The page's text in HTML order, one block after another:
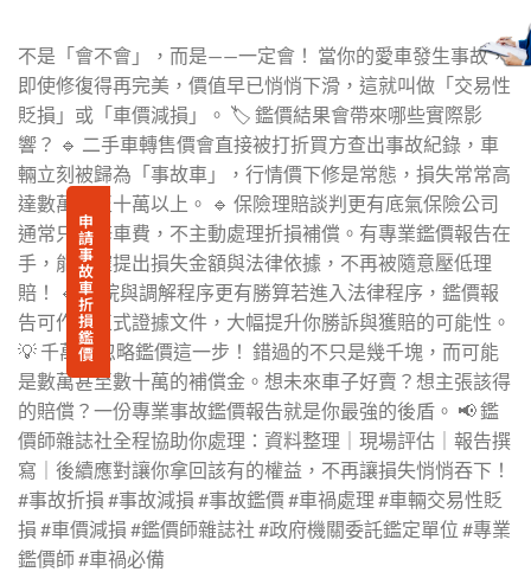
申
請
事
故
車
折
損
鑑
價
不是「會不會」，而是——一定會！ 當你的愛車發生事故，
即使修復得再完美，價值早已悄悄下滑，這就叫做「交易性
貶損」或「車價減損」。 🏷️ 鑑價結果會帶來哪些實際影
響？ 🔹 二手車轉售價會直接被打折買方查出事故紀錄，車
輛立刻被歸為「事故車」，行情價下修是常態，損失常常高
達數萬甚至十萬以上。 🔹 保險理賠談判更有底氣保險公司
通常只賠修車費，不主動處理折損補償。有專業鑑價報告在
手，能明確提出損失金額與法律依據，不再被隨意壓低理
賠！ 🔹 法院與調解程序更有勝算若進入法律程序，鑑價報
告可作為正式證據文件，大幅提升你勝訴與獲賠的可能性。
💡 千萬別忽略鑑價這一步！ 錯過的不只是幾千塊，而可能
是數萬甚至數十萬的補償金。想未來車子好賣？想主張該得
的賠償？一份專業事故鑑價報告就是你最強的後盾。 📢 鑑
價師雜誌社全程協助你處理：資料整理｜現場評估｜報告撰
寫｜後續應對讓你拿回該有的權益，不再讓損失悄悄吞下！
#事故折損 #事故減損 #事故鑑價 #車禍處理 #車輛交易性貶
損 #車價減損 #鑑價師雜誌社 #政府機關委託鑑定單位 #專業
鑑價師 #車禍必備